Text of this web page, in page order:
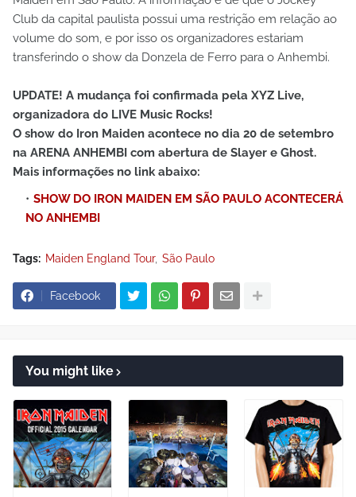
Club da capital paulista possui uma restrição em relação ao
volume do som, e por isso os organizadores estariam
transferindo o show da Donzela de Ferro para o Anhembi.
UPDATE! A mudança foi confirmada pela XYZ Live,
organizadora do LIVE Music Rocks!
O show do Iron Maiden acontece no dia 20 de setembro
na ARENA ANHEMBI com abertura de Slayer e Ghost.
Mais informações no link abaixo:
SHOW DO IRON MAIDEN EM SÃO PAULO ACONTECERÁ
NO ANHEMBI
Tags: Maiden England Tour São Paulo
Facebook
You might like